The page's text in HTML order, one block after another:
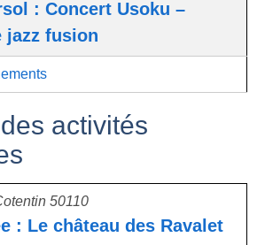
: Concert Usoku –
jazz fusion
activités
50110
: Le château des Ravalet